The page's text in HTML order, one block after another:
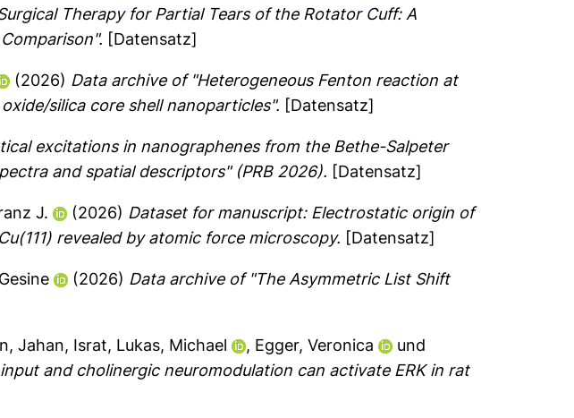
Therapy for Partial Tears of the Rotator Cuff: A
[Datensatz]
(2026) Data archive of "Heterogeneous Fenton reaction at
silica core shell nanoparticles". [Datensatz]
excitations in nanographenes from the Bethe-Salpeter
and spatial descriptors" (PRB 2026). [Datensatz]
J. (2026) Dataset for manuscript: Electrostatic origin of
revealed by atomic force microscopy. [Datensatz]
(2026) Data archive of "The Asymmetric List Shift
,Jahan, Israt, Lukas, Michael , Egger, Veronica
und
and cholinergic neuromodulation can activate ERK in rat